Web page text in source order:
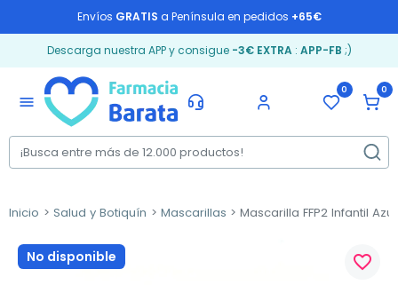
Envíos GRATIS a Península en pedidos +65€
Descarga nuestra APP y consigue -3€ EXTRA: APP-FB ;)
menu
0 0
Inicio Salud y Botiquín Mascarillas Mascarilla FFP2 Infantil
No disponible favorite_border